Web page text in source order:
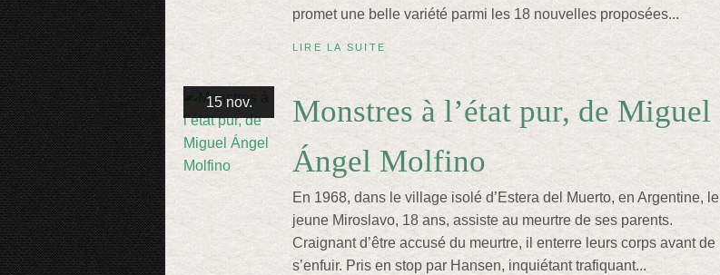
promet une belle variété parmi les 18 nouvelles proposées...
LIRE LA SUITE
15 nov.
Monstres à l’état pur, de Miguel
Ángel Molfino
En 1968, dans le village isolé d’Estera del Muerto, en Argentine, le
jeune Miroslavo, 18 ans, assiste au meurtre de ses parents.
Craignant d’être accusé du meurtre, il enterre leurs corps avant de
s’enfuir. Pris en stop par Hansen, inquiétant trafiquant...